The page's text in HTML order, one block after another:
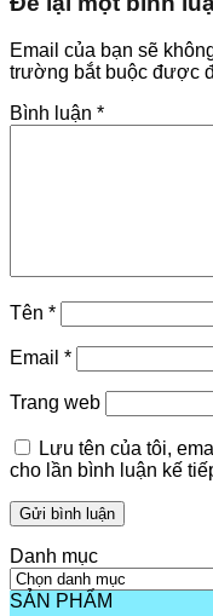
Email của bạn sẽ
trường bắt buộc được
Bình luận *
Tên *
Email *
Trang web
Lưu tên của tôi,
cho lần bình luận kế
Danh mục
Danh
mục
SẢN PHẨM